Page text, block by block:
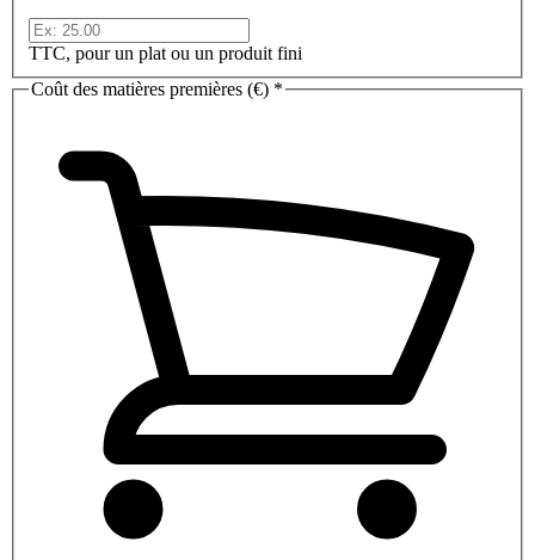
TTC, pour un plat ou un produit fini
Coût des matières premières (€) *